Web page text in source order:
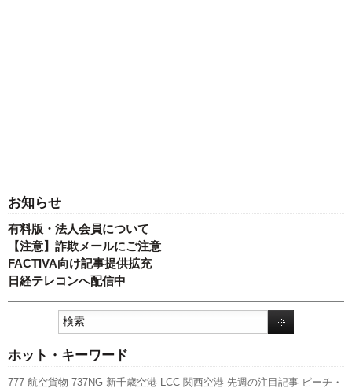
お知らせ
有料版・法人会員について
【注意】詐欺メールにご注意
FACTIVA向け記事提供拡充
日経テレコンへ配信中
ホット・キーワード
777 航空貨物 737NG 新千歳空港 LCC 関西空港 先週の注目記事 ピーチ・